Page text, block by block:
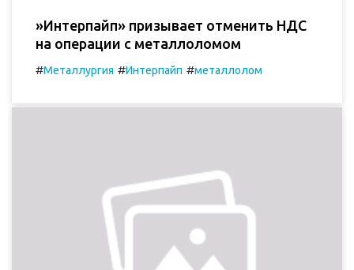
»Интерпайп» призывает отменить НДС
на операции с металлоломом
#Металлургия #Интерпайп #металлолом